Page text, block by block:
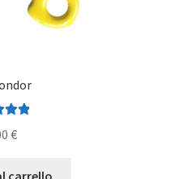
€
carrello